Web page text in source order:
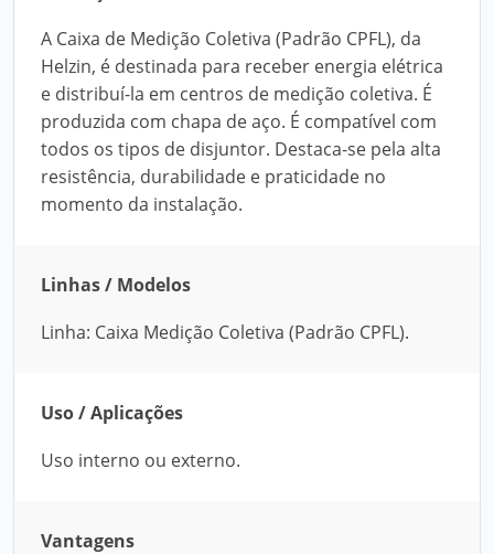
A Caixa de Medição Coletiva (Padrão CPFL), da
Helzin, é destinada para receber energia elétrica
e distribuí-la em centros de medição coletiva. É
produzida com chapa de aço. É compatível com
todos os tipos de disjuntor. Destaca-se pela alta
resistência, durabilidade e praticidade no
momento da instalação.
Linhas / Modelos
Linha: Caixa Medição Coletiva (Padrão CPFL).
Uso / Aplicações
Uso interno ou externo.
Vantagens